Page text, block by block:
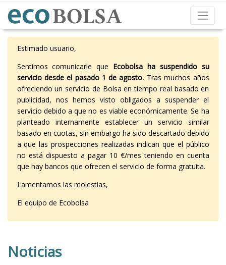
Estimado usuario,
Sentimos comunicarle que Ecobolsa ha suspendido su
servicio desde el pasado 1 de agosto. Tras muchos años
ofreciendo un servicio de Bolsa en tiempo real basado en
publicidad, nos hemos visto obligados a suspender el
servicio debido a que no es viable económicamente. Se ha
planteado internamente establecer un servicio similar
basado en cuotas, sin embargo ha sido descartado debido
a que las prospecciones realizadas indican que el público
no está dispuesto a pagar 10 €/mes teniendo en cuenta
que hay bancos que ofrecen el servicio de forma gratuita.
Lamentamos las molestias,
El equipo de Ecobolsa
Noticias